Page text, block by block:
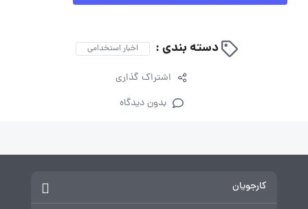
دسته بندی : اخبار استخدامی
اشتراک گذاری
بدون دیدگاه
کارجویان